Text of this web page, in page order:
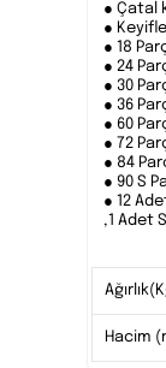
● Çatal
●
● 18
● 24
● 30
● 36
● 60
● 72
● 84
● 90 S
● 12
,1 Adet
Hacim